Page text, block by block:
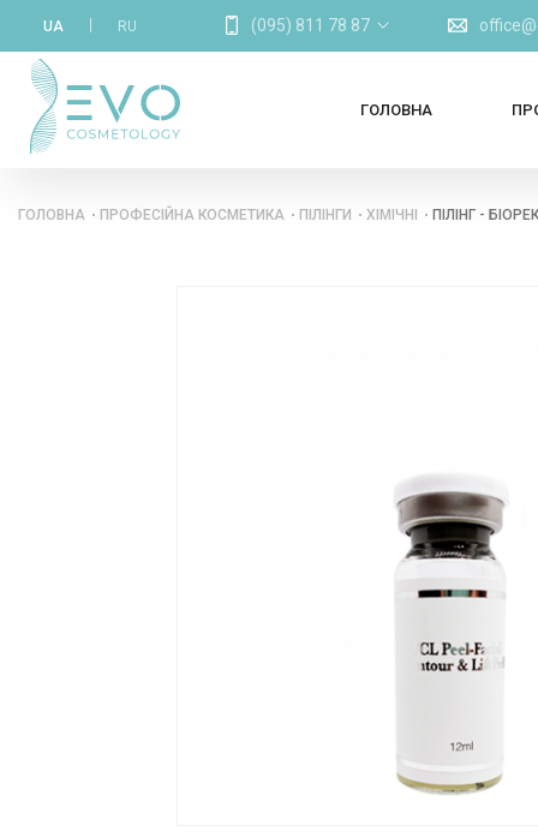
UA RU (095) 811 78 87
ГОЛОВНА
ГОЛОВНА ПРОФЕСІЙНА КОСМЕТИКА ПІЛІНГИ ХІМІЧНІ ПІЛІНГ -